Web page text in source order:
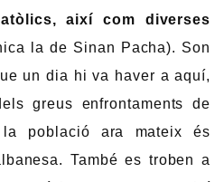
així com diverses
la de Sinan Pacha). Son
un dia hi va haver a aquí,
greus enfrontaments de
població ara mateix és
També es troben a